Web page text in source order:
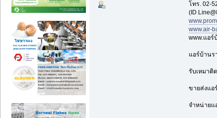
โทร. 02-
(ID
www.air-
www.แอร์
แอร์บ้านร
รับเหมาติ
ขายส่งแอ
จำหน่ายแ